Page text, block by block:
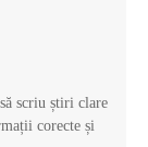
scriu știri clare
corecte și